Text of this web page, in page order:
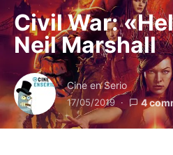
Civil War:
Neil Marshall
Cine en Serio
17/05/2019 4